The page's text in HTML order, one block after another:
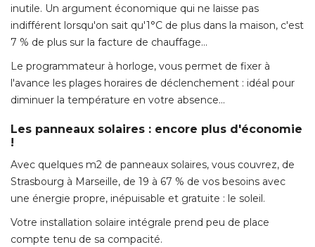
inutile. Un argument économique qui ne laisse pas
indifférent lorsqu'on sait qu'1°C de plus dans la maison, c'est
7 % de plus sur la facture de chauffage...
Le programmateur à horloge, vous permet de fixer à
l'avance les plages horaires de déclenchement : idéal pour
diminuer la température en votre absence...
Les panneaux solaires : encore plus d'économie
!
Avec quelques m2 de panneaux solaires, vous couvrez, de
Strasbourg à Marseille, de 19 à 67 % de vos besoins avec
une énergie propre, inépuisable et gratuite : le soleil.
Votre installation solaire intégrale prend peu de place
compte tenu de sa compacité.